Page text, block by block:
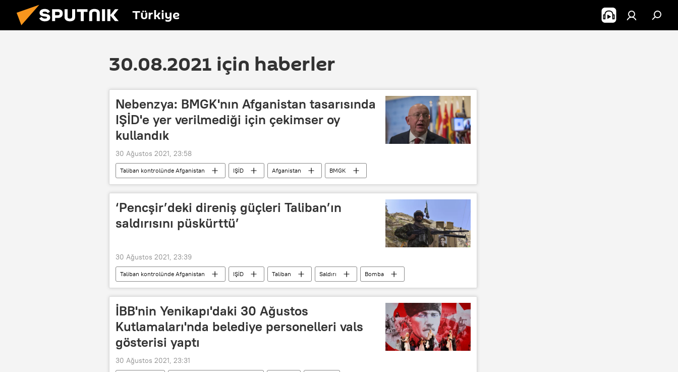
Türkiye
30.08.2021 için haberler
Nebenzya: BMGK'nın Afganistan tasarısında
IŞİD'e yer verilmediği için çekimser oy
kullandık
30 Ağustos 2021, 23:58
Taliban kontrolünde Afganistan IŞİD Afganistan
BMGK
Vasiliy Nebenzya
Doğu Türkistan İslami Hareketi Terör örgütü
‘Pencşir’deki direniş güçleri Taliban’ın
saldırısını püskürttü’
30 Ağustos 2021, 23:39
Taliban kontrolünde Afganistan IŞİD Taliban Saldırı
Bomba
Kabil
Horasan Terör Militan
Terör örgütü
İBB'nin Yenikapı'daki 30 Ağustos
Kutlamaları'nda belediye personelleri vals
gösterisi yaptı
30 Ağustos 2021, 23:31